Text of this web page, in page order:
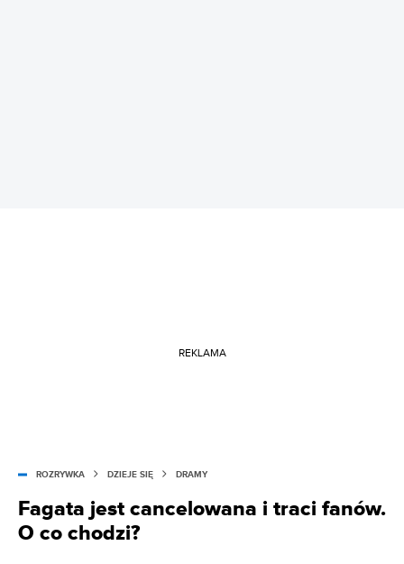
REKLAMA
ROZRYWKA DZIEJE SIĘ DRAMY
Fagata jest cancelowana i traci fanów.
O co chodzi?